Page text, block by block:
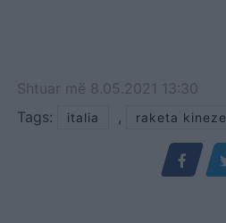
Shtuar më 8.05.2021 13:30
Tags:
italia , raketa kineze